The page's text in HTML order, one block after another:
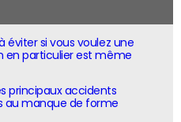
éviter si vous voulez une
en particulier est même
principaux accidents
au manque de forme